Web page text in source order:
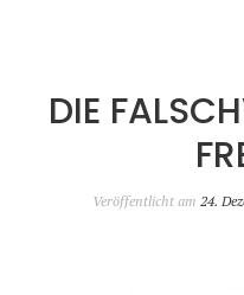
DIE
Veröffentlicht am 24.